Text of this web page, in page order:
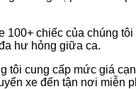
100+ chiếc của chúng
hư hỏng giữa ca.
tôi cung cấp mức giá
xe đến tận nơi miễn